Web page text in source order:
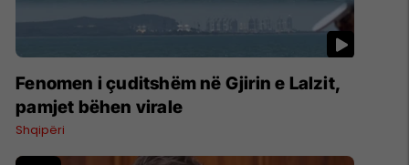
Fenomen i çuditshëm në Gjirin e Lalzit,
pamjet bëhen virale
Shqipëri